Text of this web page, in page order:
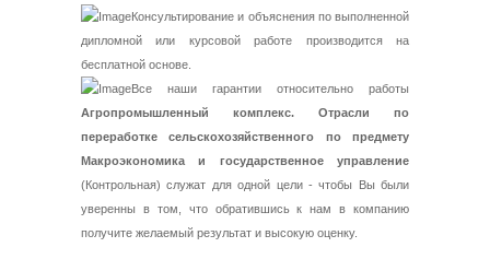
Консультирование и объяснения по выполненной
дипломной или курсовой работе производится на
бесплатной основе.
Все наши гарантии относительно работы
Агропромышленный комплекс. Отрасли по
переработке сельскохозяйственного по предмету
Макроэкономика и государственное управление
(Контрольная) служат для одной цели - чтобы Вы были
уверенны в том, что обратившись к нам в компанию
получите желаемый результат и высокую оценку.